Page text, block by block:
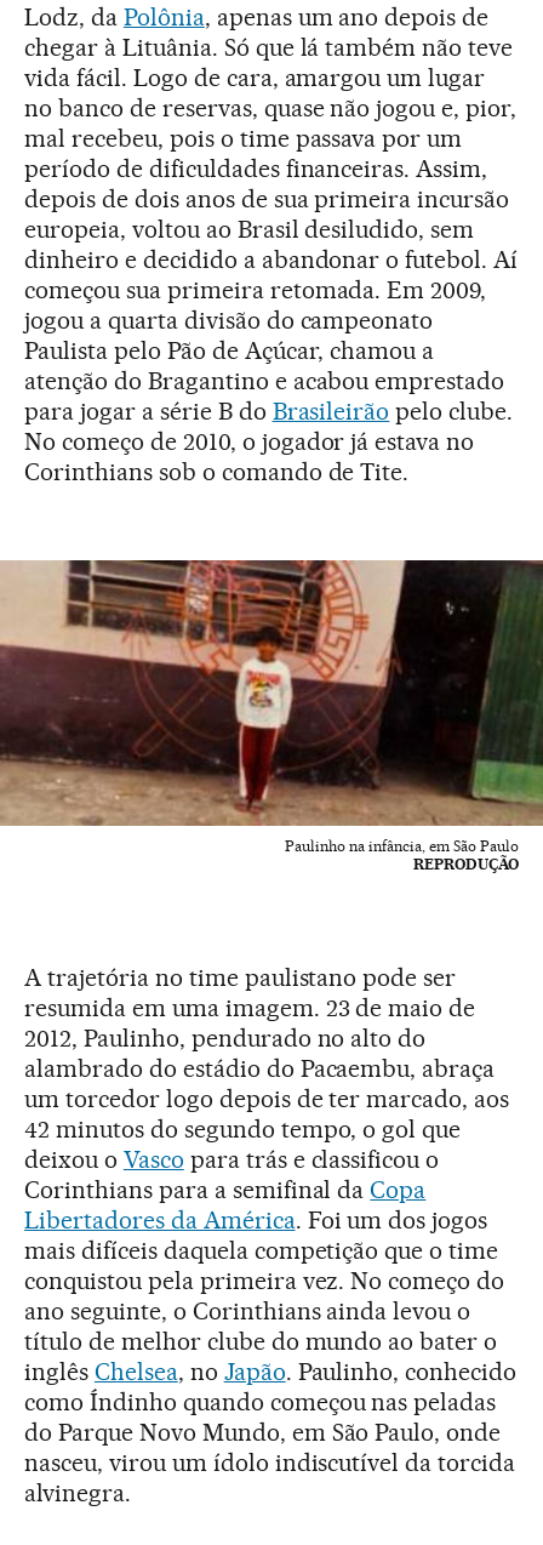
Lodz, da Polônia, apenas um ano depois de
chegar à Lituânia. Só que lá também não teve
vida fácil. Logo de cara, amargou um lugar
no banco de reservas, quase não jogou e, pior,
mal recebeu, pois o time passava por um
período de dificuldades financeiras. Assim,
depois de dois anos de sua primeira incursão
europeia, voltou ao Brasil desiludido, sem
dinheiro e decidido a abandonar o futebol. Aí
começou sua primeira retomada. Em 2009,
jogou a quarta divisão do campeonato
Paulista pelo Pão de Açúcar, chamou a
atenção do Bragantino e acabou emprestado
para jogar a série B do Brasileirão pelo clube.
No começo de 2010, o jogador já estava no
Corinthians sob o comando de Tite.
Paulinho na infância, em São Paulo
REPRODUÇÃO
A trajetória no time paulistano pode ser
resumida em uma imagem. 23 de maio de
2012, Paulinho, pendurado no alto do
alambrado do estádio do Pacaembu, abraça
um torcedor logo depois de ter marcado, aos
42 minutos do segundo tempo, o gol que
deixou o Vasco para trás e classificou o
Corinthians para a semifinal daCopa
Libertadores da América. Foi um dos jogos
mais difíceis daquela competição que o time
conquistou pela primeira vez. No começo do
ano seguinte, o Corinthians ainda levou o
título de melhor clube do mundo ao bater o
inglês Chelsea, no Japão. Paulinho, conhecido
como Índinho quando começou nas peladas
do Parque Novo Mundo, em São Paulo, onde
nasceu, virou um ídolo indiscutível da torcida
alvinegra.